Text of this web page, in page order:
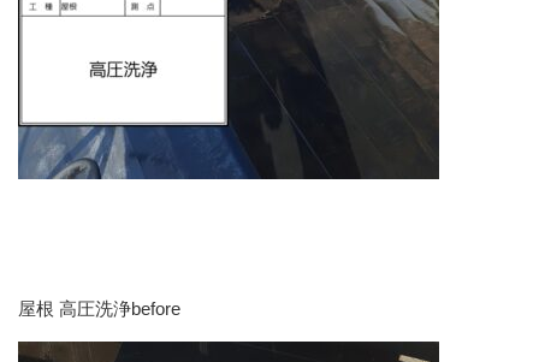
屋根 高圧洗浄before